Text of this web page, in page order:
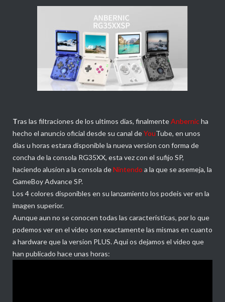
Tras las filtraciones de los ultimos dias, finalmenteAnbernicha
hecho el anuncio oficial desde su canal deYouTube, en unos
dias u horas estara disponible la nueva version con forma de
concha de la consola RG35XX, esta vez con el sufijo SP,
haciendo alusion a la consola deNintendo a la que se asemeja, la
GameBoy Advance SP.
Los 4 colores disponibles en su lanzamiento los podeis ver en la
imagen superior.
Aunque aun no se conocen todas las caracteristicas, por lo que
podemos ver en el video son exactamente las mismas en cuanto
a hardware que la version PLUS. Aqui os dejamos el video que
han publicado hace unas horas: